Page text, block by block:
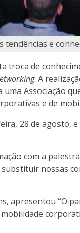
e
troca de
. A
uma Associação
e de
28 de agosto,
com a
nossas
apresentou “O